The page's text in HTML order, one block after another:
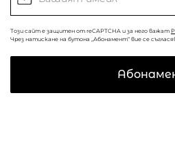
Този сайт е защитен от reCAPTCHA и за него важат
Чрез натискане на бутона „Абонамент“ вие се